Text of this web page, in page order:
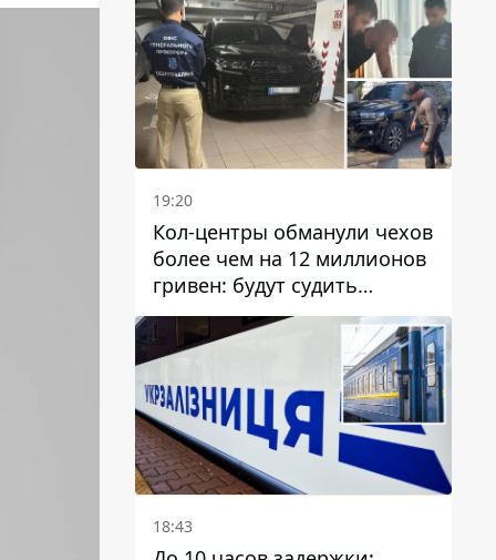
19:20
Кол-центры обманули чехов
более чем на 12 миллионов
гривен: будут судить
днепрянина,
организовавшего
транснациональную
преступную организацию
18:43